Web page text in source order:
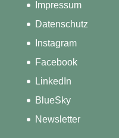
Impressum
Datenschutz
Instagram
Facebook
LinkedIn
BlueSky
Newsletter